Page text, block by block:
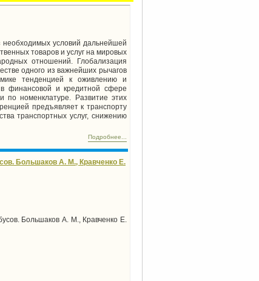
необходимых условий дальнейшей
товаров и услуг на мировых
отношений. Глобализация
одного из важнейших рычагов
тенденцией к оживлению и
финансовой и кредитной сфере
по номенклатуре. Раз­витие этих
предъявляет к транспорту
транспортных услуг, снижению
Подробнее...
Большаков А. М., Кравченко Е.
Большаков А. М., Кравченко Е.